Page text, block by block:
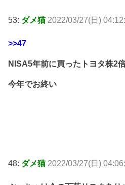
53: ダメ猫 2022/03/27(日)
>>47
NISA5年前に買ったトヨタ株2
今年でお終い
48: ダメ猫 2022/03/27(日)